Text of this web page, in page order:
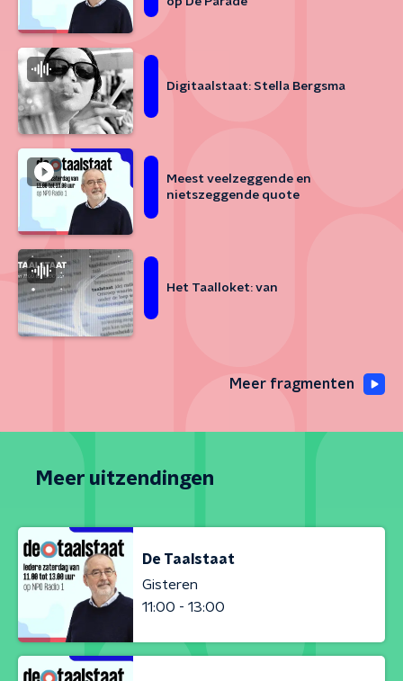
Digitaalstaat: Stella Bergsma
Meest veelzeggende en
nietszeggende quote
Het Taalloket: van
Meer fragmenten
Meer uitzendingen
De Taalstaat
Gisteren
11:00 - 13:00